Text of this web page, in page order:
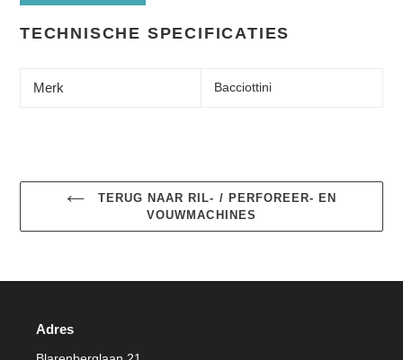
TECHNISCHE SPECIFICATIES
Merk Bacciottini
TERUG NAAR RIL- / PERFOREER- EN
VOUWMACHINES
Adres